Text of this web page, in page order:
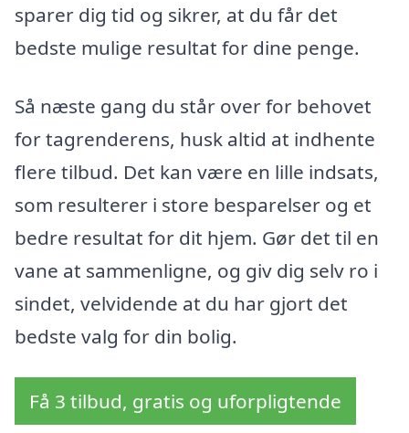
sparer dig tid og sikrer, at du får det
bedste mulige resultat for dine penge.
Så næste gang du står over for behovet
for tagrenderens, husk altid at indhente
flere tilbud. Det kan være en lille indsats,
som resulterer i store besparelser og et
bedre resultat for dit hjem. Gør det til en
vane at sammenligne, og giv dig selv ro i
sindet, velvidende at du har gjort det
bedste valg for din bolig.
Få 3 tilbud, gratis og uforpligtende